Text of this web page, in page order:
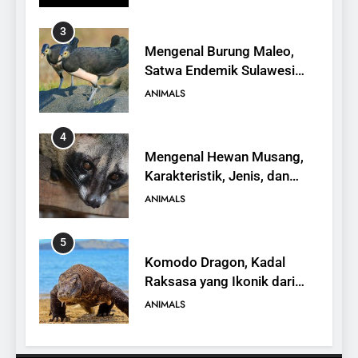
4
Mengenal Hewan Musang,
Karakteristik, Jenis, dan
Peran dalam Ekosistem
ANIMALS
5
Komodo Dragon, Kadal
Raksasa yang Ikonik dari
Indonesia
ANIMALS
6
Kanguru Pohon Mantel
Emas, Penemuan Baru di
Dunia Satwa
ANIMALS
7